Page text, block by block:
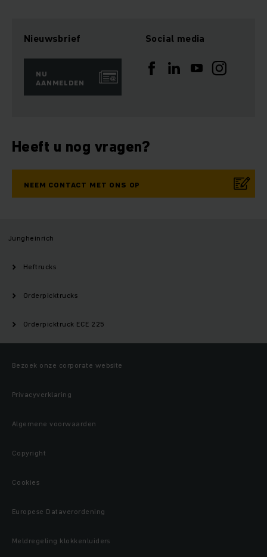
Nieuwsbrief
NU
AANMELDEN
Social media
Heeft u nog vragen?
NEEM CONTACT MET ONS OP
Jungheinrich
Heftrucks
Orderpicktrucks
Orderpicktruck ECE 225
Bezoek onze corporate website
Privacyverklaring
Algemene voorwaarden
Copyright
Cookies
Europese Dataverordening
Meldregeling klokkenluiders